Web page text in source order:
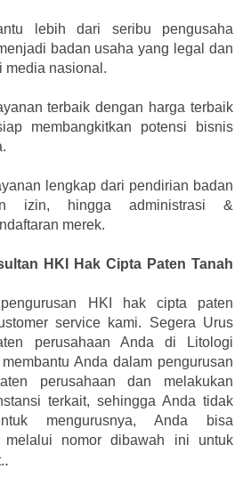
lebih dari seribu pengusaha
badan usaha yang legal dan
media nasional.
terbaik dengan harga terbaik
membangkitkan potensi bisnis
lengkap dari pendirian badan
izin, hingga administrasi &
merek.
HKI Hak Cipta Paten Tanah
HKI hak cipta paten
service kami. Segera Urus
perusahaan Anda di Litologi
Anda dalam pengurusan
perusahaan dan melakukan
terkait, sehingga Anda tidak
mengurusnya, Anda bisa
melalui nomor dibawah ini untuk
.